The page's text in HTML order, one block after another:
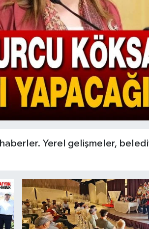
Yerel gelişmeler,